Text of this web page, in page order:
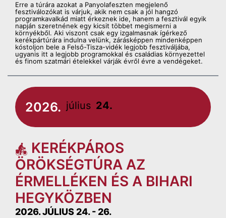
Erre a túrára azokat a Panyolafeszten megjelenő
fesztiválozókat is várjuk, akik nem csak a jól hangzó
programkavalkád miatt érkeznek ide, hanem a fesztivál egyik
napján szeretnének egy kicsit többet megismerni a
környékből. Aki viszont csak egy izgalmasnak ígérkező
kerékpártúrára indulna velünk, zárásképpen mindenképpen
kóstoljon bele a Felső-Tisza-vidék legjobb fesztiváljába,
ugyanis itt a legjobb programokkal és családias környezettel
és finom szatmári ételekkel várják évről évre a vendégeket.
2026. július 24.
KERÉKPÁROS
ÖRÖKSÉGTÚRA AZ
ÉRMELLÉKEN ÉS A BIHARI
HEGYKÖZBEN
2026. JÚLIUS 24. - 26.